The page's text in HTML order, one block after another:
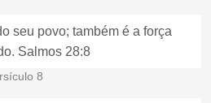
seu povo; também é a força
Salmos 28:8
8